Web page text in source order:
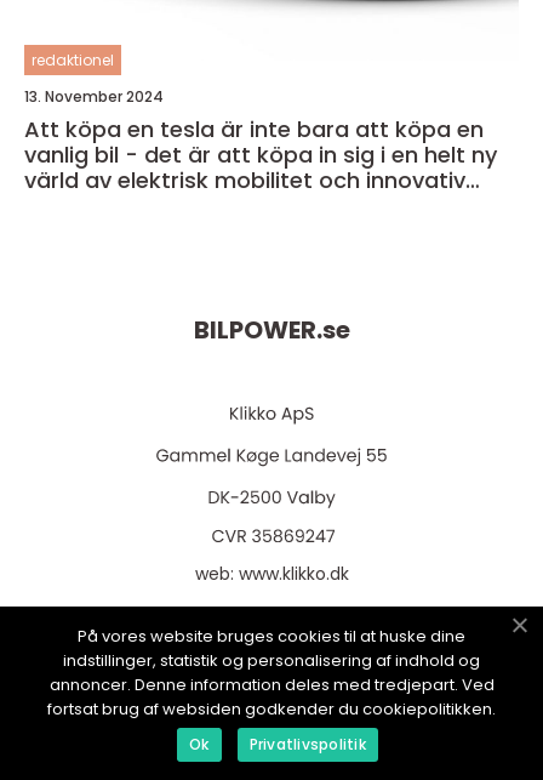
redaktionel
13. November 2024
Att köpa en tesla är inte bara att köpa en
vanlig bil - det är att köpa in sig i en helt ny
värld av elektrisk mobilitet och innovativ
BILPOWER.se
web: www.klikko.dk
Menu
På vores website bruges cookies til at huske dine
indstillinger, statistik og personalisering af indhold og
annoncer. Denne information deles med tredjepart. Ved
fortsat brug af websiden godkender du cookiepolitikken.
Ok Privatlivspolitik